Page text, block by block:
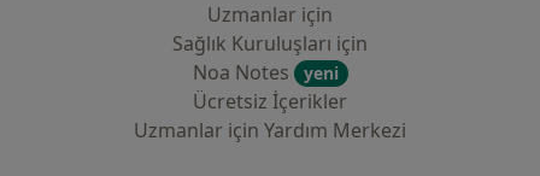
Uzmanlar için
Sağlık Kuruluşları için
Noa Notes
yeni
Ücretsiz İçerikler
Uzmanlar için Yardım Merkezi